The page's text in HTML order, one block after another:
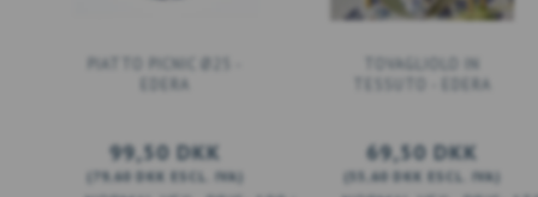
PIATTO PICNIC Ø25 -
EDERA
99,50 DKK
( 79,60 DKK ESCL. IVA)
TOVAGLIOLO IN
TESSUTO - EDERA
69,50 DKK
(55,60 DKK ESCL. IVA)